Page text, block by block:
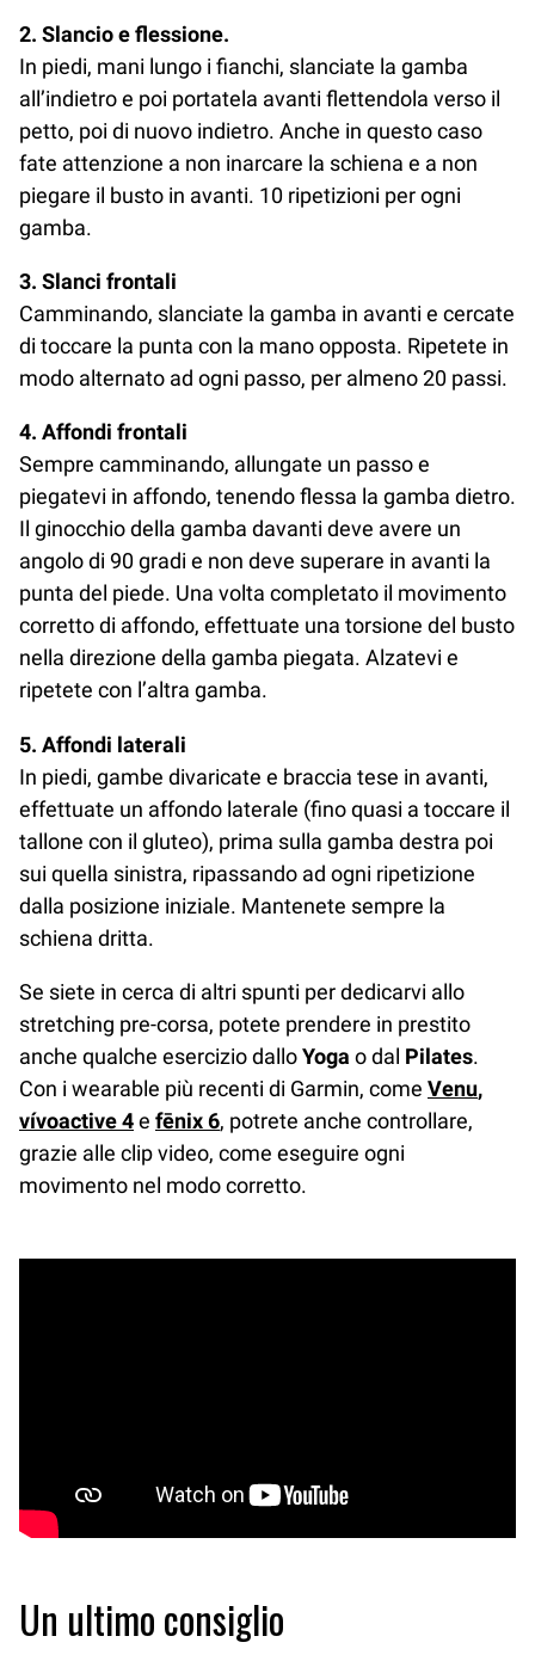
2. Slancio e flessione.
In piedi, mani lungo i fianchi, slanciate la gamba
all’indietro e poi portatela avanti flettendola verso il
petto, poi di nuovo indietro. Anche in questo caso
fate attenzione a non inarcare la schiena e a non
piegare il busto in avanti. 10 ripetizioni per ogni
gamba.
3. Slanci frontali
Camminando, slanciate la gamba in avanti e cercate
di toccare la punta con la mano opposta. Ripetete in
modo alternato ad ogni passo, per almeno 20 passi.
4. Affondi frontali
Sempre camminando, allungate un passo e
piegatevi in affondo, tenendo flessa la gamba dietro.
Il ginocchio della gamba davanti deve avere un
angolo di 90 gradi e non deve superare in avanti la
punta del piede. Una volta completato il movimento
corretto di affondo, effettuate una torsione del busto
nella direzione della gamba piegata. Alzatevi e
ripetete con l’altra gamba.
5. Affondi laterali
In piedi, gambe divaricate e braccia tese in avanti,
effettuate un affondo laterale (fino quasi a toccare il
tallone con il gluteo), prima sulla gamba destra poi
sui quella sinistra, ripassando ad ogni ripetizione
dalla posizione iniziale. Mantenete sempre la
schiena dritta.
Se siete in cerca di altri spunti per dedicarvi allo
stretching pre-corsa, potete prendere in prestito
anche qualche esercizio dalloYoga o dal Pilates.
Con i wearable più recenti di Garmin, come Venu,
vívoactive 4e fēnix 6, potrete anche controllare,
grazie alle clip video, come eseguire ogni
movimento nel modo corretto.
Un ultimo consiglio